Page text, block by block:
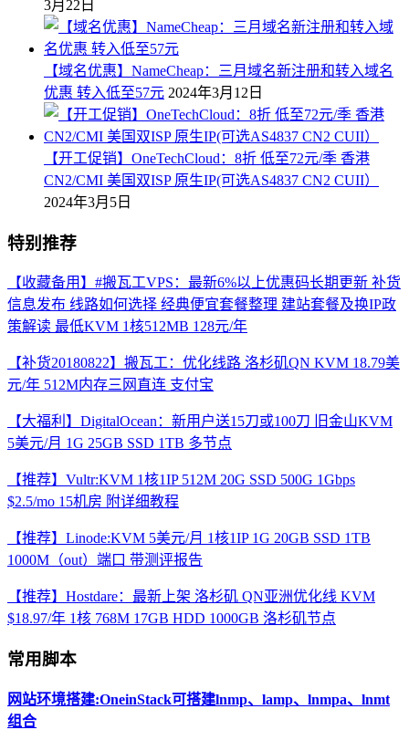
3月22日
【域名优惠】NameCheap：三月域名新注册和转入域名
优惠 转入低至57元 2024年3月12日
【开工促销】OneTechCloud：8折 低至72元/季 香港
CN2/CMI 美国双ISP 原生IP(可选AS4837 CN2 CUII）
2024年3月5日
特别推荐
【收藏备用】#搬瓦工VPS：最新6%以上优惠码长期更新 补货
信息发布 线路如何选择 经典便宜套餐整理 建站套餐及换IP政
策解读 最低KVM 1核512MB 128元/年
【补货20180822】搬瓦工：优化线路 洛杉矶QN KVM 18.79美
元/年 512M内存三网直连 支付宝
【大福利】DigitalOcean：新用户送15刀或100刀 旧金山KVM
5美元/月 1G 25GB SSD 1TB 多节点
【推荐】Vultr:KVM 1核1IP 512M 20G SSD 500G 1Gbps
$2.5/mo 15机房 附详细教程
【推荐】Linode:KVM 5美元/月 1核1IP 1G 20GB SSD 1TB
1000M（out）端口 带测评报告
【推荐】Hostdare：最新上架 洛杉矶 QN亚洲优化线 KVM
$18.97/年 1核 768M 17GB HDD 1000GB 洛杉矶节点
常用脚本
网站环境搭建:OneinStack可搭建lnmp、lamp、lnmpa、lnmt
组合